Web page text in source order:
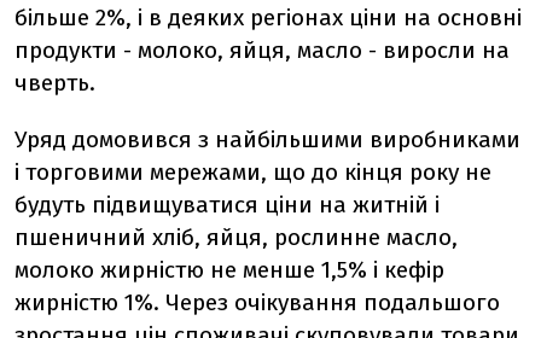
більше 2%, і в деяких регіонах ціни на основні
продукти - молоко, яйця, масло - виросли на
чверть.
Уряд домовився з найбільшими виробниками
і торговими мережами, що до кінця року не
будуть підвищуватися ціни на житній і
пшеничний хліб, яйця, рослинне масло,
молоко жирністю не менше 1,5% і кефір
жирністю 1%. Через очікування подальшого